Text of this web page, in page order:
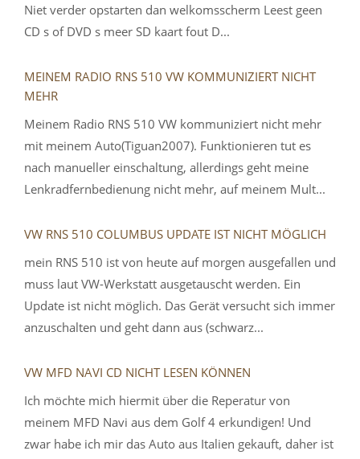
Niet verder opstarten dan welkomsscherm Leest geen
CD s of DVD s meer SD kaart fout D...
MEINEM RADIO RNS 510 VW KOMMUNIZIERT NICHT
MEHR
Meinem Radio RNS 510 VW kommuniziert nicht mehr
mit meinem Auto(Tiguan2007). Funktionieren tut es
nach manueller einschaltung, allerdings geht meine
Lenkradfernbedienung nicht mehr, auf meinem Mult...
VW RNS 510 COLUMBUS UPDATE IST NICHT MÖGLICH
mein RNS 510 ist von heute auf morgen ausgefallen und
muss laut VW-Werkstatt ausgetauscht werden. Ein
Update ist nicht möglich. Das Gerät versucht sich immer
anzuschalten und geht dann aus (schwarz...
VW MFD NAVI CD NICHT LESEN KÖNNEN
Ich möchte mich hiermit über die Reperatur von
meinem MFD Navi aus dem Golf 4 erkundigen! Und
zwar habe ich mir das Auto aus Italien gekauft, daher ist